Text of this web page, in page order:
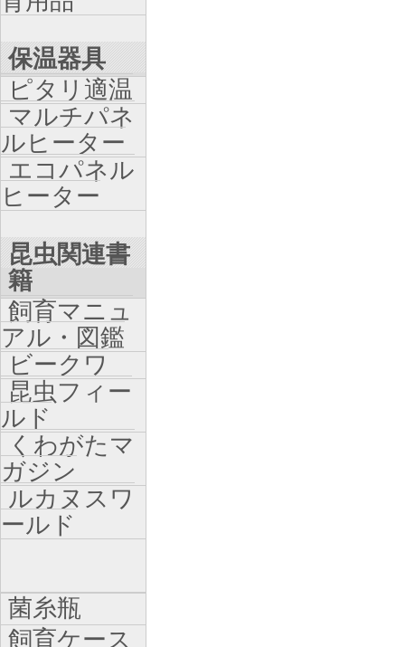
保温器具
ピタリ適温
マルチパネ
ルヒーター
エコパネル
ヒーター
昆虫関連書
籍
飼育マニュ
アル・図鑑
ビークワ
昆虫フィー
ルド
くわがたマ
ガジン
ルカヌスワ
ールド
菌糸瓶
飼育ケース